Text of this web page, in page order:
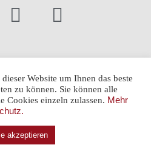
CLASSIC GMBH
Einstellungen
Website um Ihnen das beste
zu können. Sie können alle
Cookies einzeln zulassen. Mehr
akzeptieren